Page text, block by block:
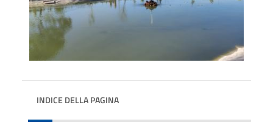
INDICE DELLA PAGINA